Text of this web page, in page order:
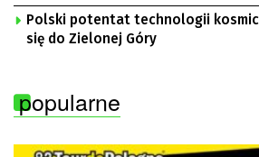
Polski potentat technologii
się do Zielonej Góry
popularne